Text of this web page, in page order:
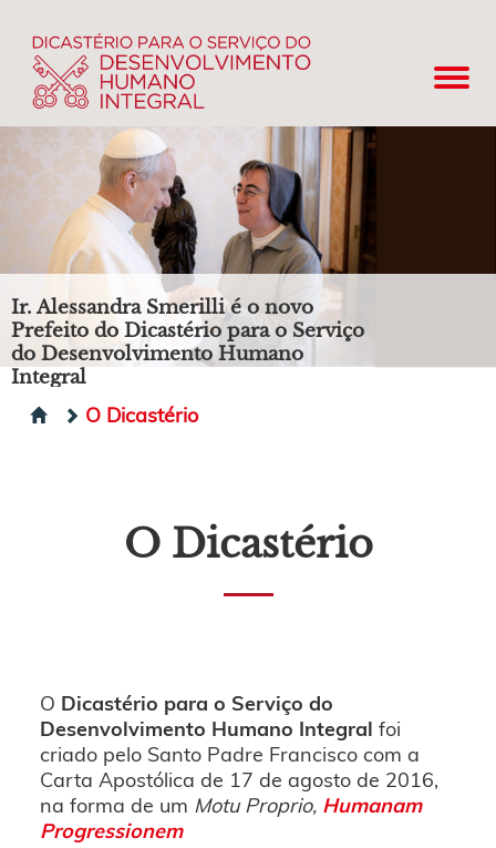
Ir. Alessandra Smerilli é o novo
Prefeito do Dicastério para o Serviço
do Desenvolvimento Humano
Integral
O Dicastério
O Dicastério
O Dicastério para o Serviço do
Desenvolvimento Humano Integral foi
criado pelo Santo Padre Francisco com a
Carta Apostólica de 17 de agosto de 2016,
na forma de um Motu Proprio, Humanam
Progressionem